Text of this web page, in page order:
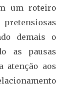
um roteiro
demais o
as pausas
atenção aos